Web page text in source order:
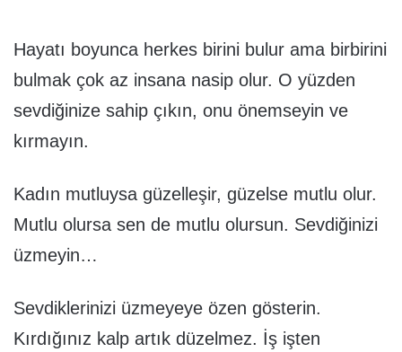
Hayatı boyunca herkes birini bulur ama birbirini
bulmak çok az insana nasip olur. O yüzden
sevdiğinize sahip çıkın, onu önemseyin ve
kırmayın.
Kadın mutluysa güzelleşir, güzelse mutlu olur.
Mutlu olursa sen de mutlu olursun. Sevdiğinizi
üzmeyin…
Sevdiklerinizi üzmeyeye özen gösterin.
Kırdığınız kalp artık düzelmez. İş işten